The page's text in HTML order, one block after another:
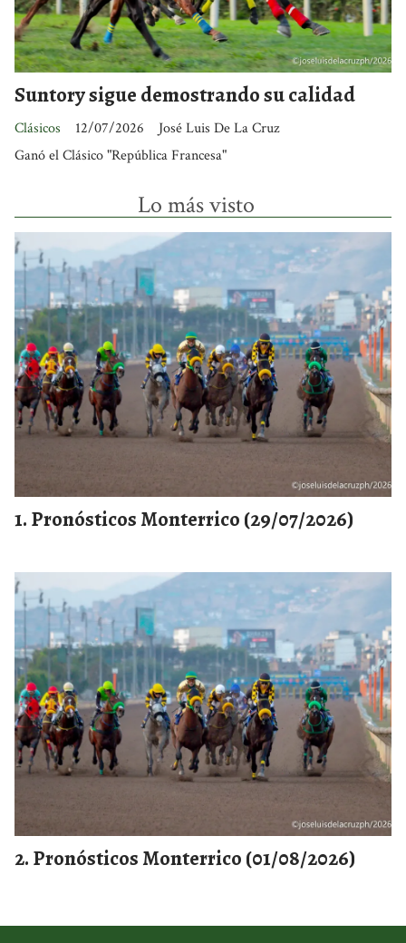
Suntory sigue demostrando su calidad
José Luis De La Cruz
Clásicos
12/07/2026
Ganó el Clásico "República Francesa"
Lo más visto
Pronósticos Monterrico (29/07/2026)
Pronósticos Monterrico (01/08/2026)